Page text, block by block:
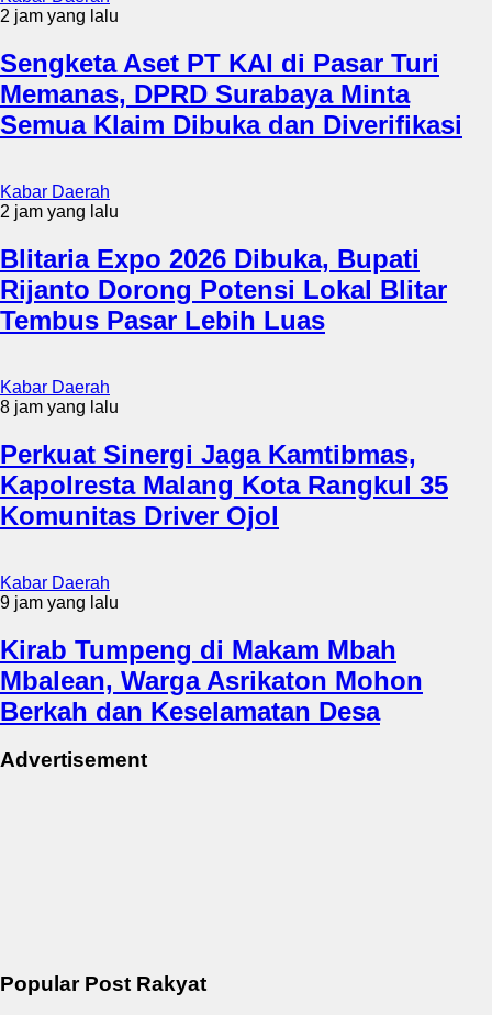
2 jam yang lalu
Sengketa Aset PT KAI di Pasar Turi
Memanas, DPRD Surabaya Minta
Semua Klaim Dibuka dan Diverifikasi
Kabar Daerah
2 jam yang lalu
Blitaria Expo 2026 Dibuka, Bupati
Rijanto Dorong Potensi Lokal Blitar
Tembus Pasar Lebih Luas
Kabar Daerah
8 jam yang lalu
Perkuat Sinergi Jaga Kamtibmas,
Kapolresta Malang Kota Rangkul 35
Komunitas Driver Ojol
Kabar Daerah
9 jam yang lalu
Kirab Tumpeng di Makam Mbah
Mbalean, Warga Asrikaton Mohon
Berkah dan Keselamatan Desa
Advertisement
Popular Post Rakyat